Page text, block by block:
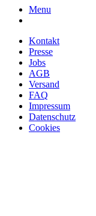
Menu
Kontakt
Presse
Jobs
AGB
Versand
FAQ
Impressum
Datenschutz
Cookies